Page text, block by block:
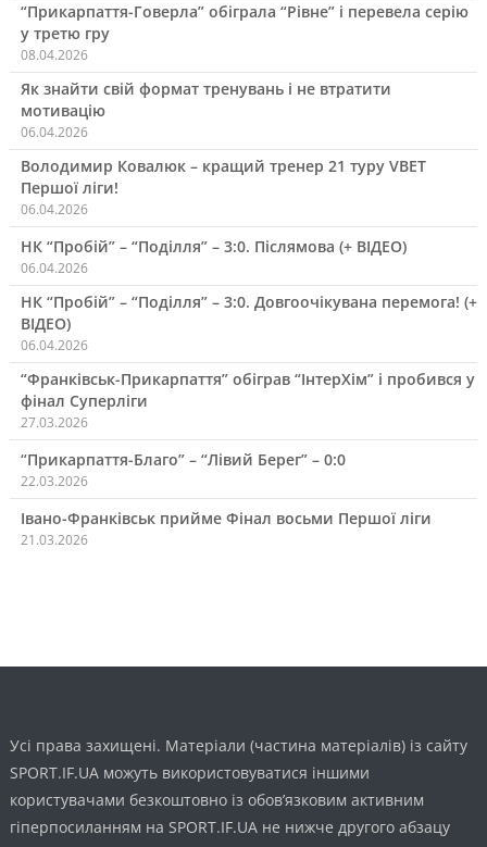
“Прикарпаття-Говерла” обіграла “Рівне” і перевела серію
у третю гру
08.04.2026
Як знайти свій формат тренувань і не втратити
мотивацію
06.04.2026
Володимир Ковалюк – кращий тренер 21 туру VBET
Першої ліги!
06.04.2026
НК “Пробій” – “Поділля” – 3:0. Післямова (+ ВІДЕО)
06.04.2026
НК “Пробій” – “Поділля” – 3:0. Довгоочікувана перемога! (+
ВІДЕО)
06.04.2026
“Франківськ-Прикарпаття” обіграв “ІнтерХім” і пробився у
фінал Суперліги
27.03.2026
“Прикарпаття-Благо” – “Лівий Берег” – 0:0
22.03.2026
Івано-Франківськ прийме Фінал восьми Першої ліги
21.03.2026
Усі права захищені. Матеріали (частина матеріалів) із сайту
SPORT.IF.UA можуть використовуватися іншими
користувачами безкоштовно із обов’язковим активним
гіперпосиланням на SPORT.IF.UA не нижче другого абзацу